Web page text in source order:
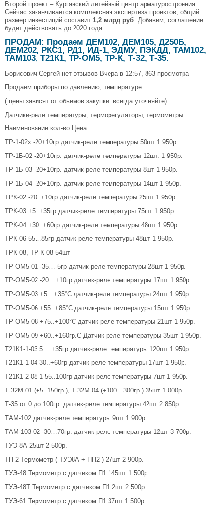
Второй проект – Курганский литейный центр арматуростроения.
Сейчас заканчивается комплексная экспертиза проектов, общий
размер инвестиций составит 1,2 млрд руб. Добавим, соглашение
будет действовать до 2020 года.
ПРОДАМ: Продаем ДЕМ102, ДЕМ105, Д250Б,
ДЕМ202, РКС1, РД1, ИД-1, ЭДМУ, ПЭКДД, ТАМ102,
ТАМ103, Т21К1, ТР-ОМ5, ТР-К, Т-32, Т-35.
Борисович Сергей нет отзывов Вчера в 12:57, 863 просмотра
Продаем приборы по давлению, температуре.
( цены зависят от обьемов закупки, всегда уточняйте)
Датчики-реле температуры, терморегуляторы, термометры.
Наименование кол-во Цена
ТР-1-02х -20+10гр датчик-реле температуры 50шт 1 950р.
ТР-1Б-02 -20+10гр. датчик-реле температуры 12шт. 1 950р.
ТР-1Б-03 -20+10гр. датчик-реле температуры 8шт 1 950р.
ТР-1Б-04 -20+10гр. датчик-реле температуры 14шт 1 950р.
ТРК-02 -20. +10гр датчик-реле температуры 25шт 1 950р.
ТРК-03 +5. +35гр датчик-реле температуры 75шт 1 950р.
ТРК-04 +30. +60гр датчик-реле температуры 48шт 1 950р.
ТРК-06 55…85гр датчик-реле температуры 48шт 1 950р.
ТРК-08, ТР-К-08 54шт
ТР-ОМ5-01 -35…-5гр датчик-реле температуры 28шт 1 950р.
ТР-ОМ5-02 -20…+10гр датчик-реле температуры 17шт 1 950р.
ТР-ОМ5-03 +5…+35°С датчик-реле температуры 24шт 1 950р.
ТР-ОМ5-06 +55..+85°С датчик-реле температуры 15шт 1 950р.
ТР-ОМ5-08 +75..+100°С датчик-реле температуры 21шт 1 950р.
ТР-ОМ5-09 +60..+160гр.С Датчик-реле температуры 35шт 1 950р.
Т21К1-1-03 5….+35гр датчик-реле температуры 120шт 1 950р.
Т21К1-1-04 30..+60гр датчик-реле температуры 17шт 1 950р.
Т21К1-2-08-1 55..100гр датчик-реле температуры 7шт 1 950р.
Т-32М-01 (+5..150гр.), Т-32М-04 (+100…300гр.) 35шт 1 000р.
Т-35 от 0 до 100гр. датчик-реле температуры 42шт 2 850р.
ТАМ-102 датчик-реле температуры 9шт 1 900р.
ТАМ-103-02 -30…70гр. датчик-реле температуры 12шт 3 700р.
ТУЭ-8А 25шт 2 500р.
ТП-2 Термометр ( ТУЭ8А + ПП2 ) 27шт 2 900р.
ТУЭ-48 Термометр с датчиком П1 145шт 1 500р.
ТУЭ-48Т Термометр с датчиком П1 2шт 2 500р.
ТУЭ-61 Термометр с датчиком П1 37шт 1 500р.